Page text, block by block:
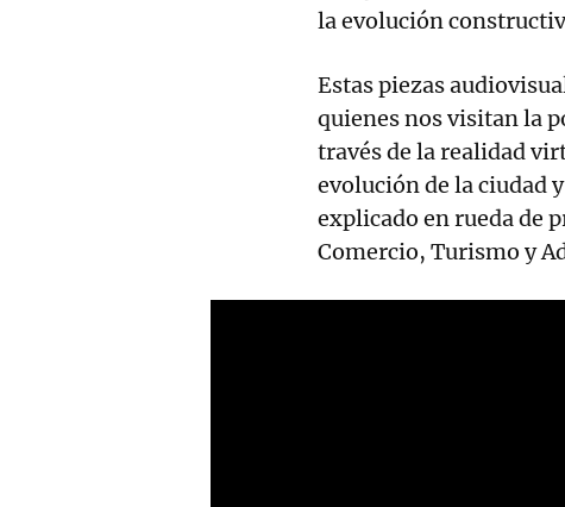
la evolución
Estas piezas
quienes nos visitan la
través de la realidad
evolución de la ciudad
explicado en rueda de
Comercio, Turismo y